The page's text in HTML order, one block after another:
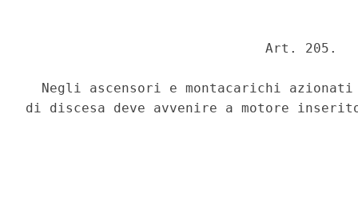
                              Art. 205.
Negli ascensori e montacarichi